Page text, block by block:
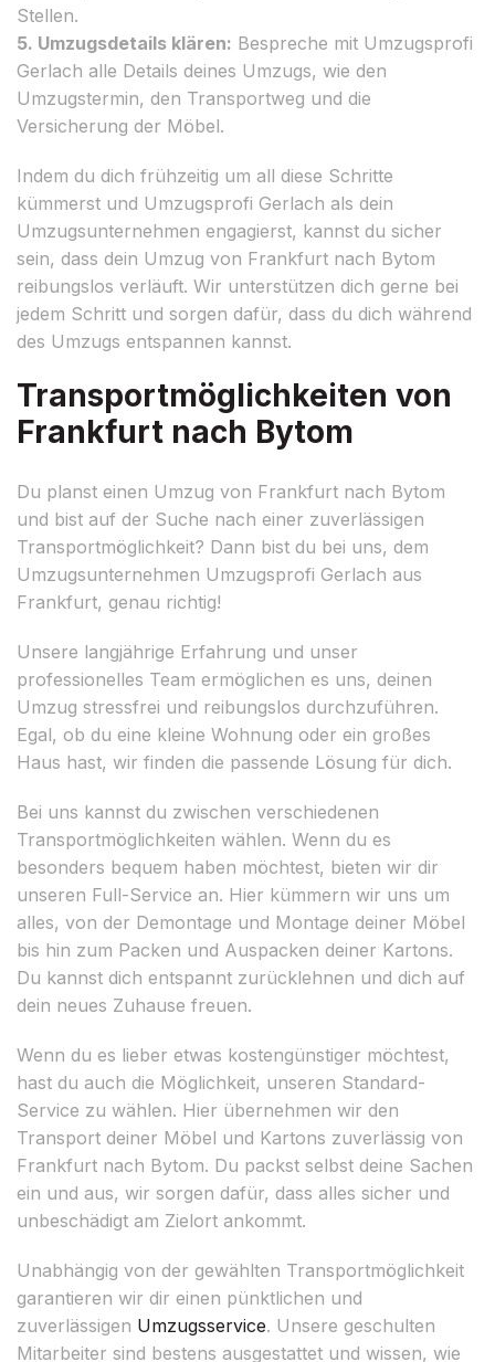
Stellen.
5. Umzugsdetails klären: Bespreche mit Umzugsprofi
Gerlach alle Details deines Umzugs, wie den
Umzugstermin, den Transportweg und die
Versicherung der Möbel.
Indem du dich frühzeitig um all diese Schritte
kümmerst und Umzugsprofi Gerlach als dein
Umzugsunternehmen engagierst, kannst du sicher
sein, dass dein Umzug von Frankfurt nach Bytom
reibungslos verläuft. Wir unterstützen dich gerne bei
jedem Schritt und sorgen dafür, dass du dich während
des Umzugs entspannen kannst.
Transportmöglichkeiten von
Frankfurt nach Bytom
Du planst einen Umzug von Frankfurt nach Bytom
und bist auf der Suche nach einer zuverlässigen
Transportmöglichkeit? Dann bist du bei uns, dem
Umzugsunternehmen Umzugsprofi Gerlach aus
Frankfurt, genau richtig!
Unsere langjährige Erfahrung und unser
professionelles Team ermöglichen es uns, deinen
Umzug stressfrei und reibungslos durchzuführen.
Egal, ob du eine kleine Wohnung oder ein großes
Haus hast, wir finden die passende Lösung für dich.
Bei uns kannst du zwischen verschiedenen
Transportmöglichkeiten wählen. Wenn du es
besonders bequem haben möchtest, bieten wir dir
unseren Full-Service an. Hier kümmern wir uns um
alles, von der Demontage und Montage deiner Möbel
bis hin zum Packen und Auspacken deiner Kartons.
Du kannst dich entspannt zurücklehnen und dich auf
dein neues Zuhause freuen.
Wenn du es lieber etwas kostengünstiger möchtest,
hast du auch die Möglichkeit, unseren Standard-
Service zu wählen. Hier übernehmen wir den
Transport deiner Möbel und Kartons zuverlässig von
Frankfurt nach Bytom. Du packst selbst deine Sachen
ein und aus, wir sorgen dafür, dass alles sicher und
unbeschädigt am Zielort ankommt.
Unabhängig von der gewählten Transportmöglichkeit
garantieren wir dir einen pünktlichen und
zuverlässigen Umzugsservice. Unsere geschulten
Mitarbeiter sind bestens ausgestattet und wissen, wie